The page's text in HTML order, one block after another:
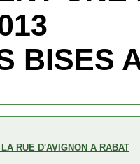
BISES
RUE D'AVIGNON A RABAT